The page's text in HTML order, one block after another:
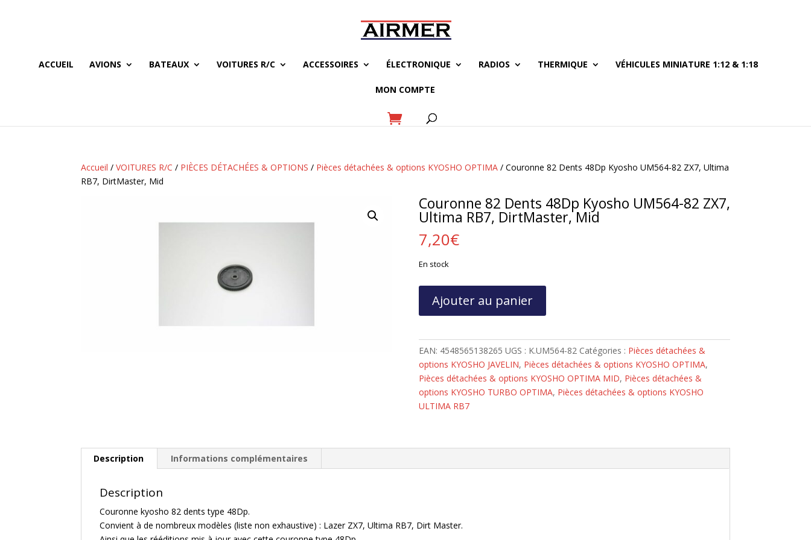
ACCUEIL AVIONS BATEAUX VOITURES R/C ACCESSOIRES ÉLECTRONIQUE RADIOS THERMIQUE VÉHICULES MINIATURE 1:12 & 1:18
MON COMPTE
Accueil /VOITURES R/C / PIÈCES DÉTACHÉES & OPTIONS / Pièces détachées & options KYOSHO OPTIMA / Couronne 82 Dents 48Dp Kyosho UM564-82 ZX7, Ultima
RB7, DirtMaster, Mid
Couronne 82 Dents 48Dp Kyosho UM564-82 ZX7,
Ultima RB7, DirtMaster, Mid
7,20€
En stock
Couronne
Dents
48Dp
Kyosho
UM564-
82
Mid
Ajouter au panier
EAN: 4548565138265 UGS : K.UM564-82 Catégories : Pièces détachées &
options KYOSHO JAVELIN, Pièces détachées & options KYOSHO OPTIMA,
Pièces détachées & options KYOSHO OPTIMA MID, Pièces détachées &
options KYOSHO TURBO OPTIMA, Pièces détachées & options KYOSHO
ULTIMA RB7
Description Informations complémentaires
Description
Couronne kyosho 82 dents type 48Dp.
Convient à de nombreux modèles (liste non exhaustive) : Lazer ZX7, Ultima RB7, Dirt Master.